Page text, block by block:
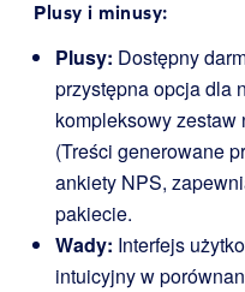
Plusy i minusy:
Plusy: Dostępny
przystępna opcja dla
kompleksowy
(Treści generowane
ankiety NPS,
pakiecie.
Wady: Interfejs
intuicyjny w